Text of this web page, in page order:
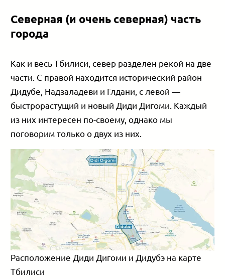
Северная (и очень северная) часть
города
Как и весь Тбилиси, север разделен рекой на две
части. С правой находится исторический район
Дидубе, Надзаладеви и Глдани, с левой —
быстрорастущий и новый Диди Дигоми. Каждый
из них интересен по-своему, однако мы
поговорим только о двух из них.
Расположение Диди Дигоми и Дидубэ на карте
Тбилиси